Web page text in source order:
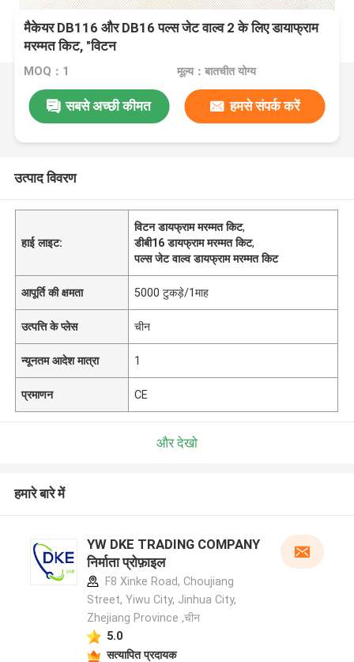
मैकेयर DB116 और DB16 पल्स जेट वाल्व 2 के लिए डायाफ्राम
मरम्मत किट, "विटन
MOQ：1 मूल्य：बातचीत योग्य
सबसे अच्छी कीमत हमसे संपर्क करें
उत्पाद विवरण
हाई लाइट:
विटन डायफ्राम मरम्मत किट,
डीबी16 डायफ्राम मरम्मत किट,
पल्स जेट वाल्व डायफ्राम मरम्मत किट
आपूर्ति की क्षमता 5000 टुकड़े/1माह
उत्पत्ति के प्लेस चीन
न्यूनतम आदेश मात्रा 1
प्रमाणन CE
और देखो
हमारे बारे में
YW DKE TRADING COMPANY
निर्माता प्रोफ़ाइल
F8 Xinke Road, Choujiang
Street, Yiwu City, Jinhua City,
Zhejiang Province ,चीन
5.0
सत्यापित प्रदायक